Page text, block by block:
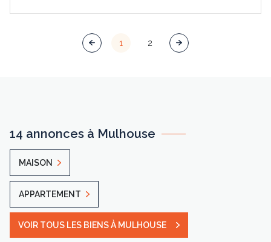
1 2
14 annonces à Mulhouse
MAISON
APPARTEMENT
VOIR TOUS LES BIENS À MULHOUSE